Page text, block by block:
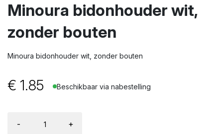
Minoura bidonhouder wit,
zonder bouten
Minoura bidonhouder wit, zonder bouten
€ 1.85 Beschikbaar via nabestelling
- +